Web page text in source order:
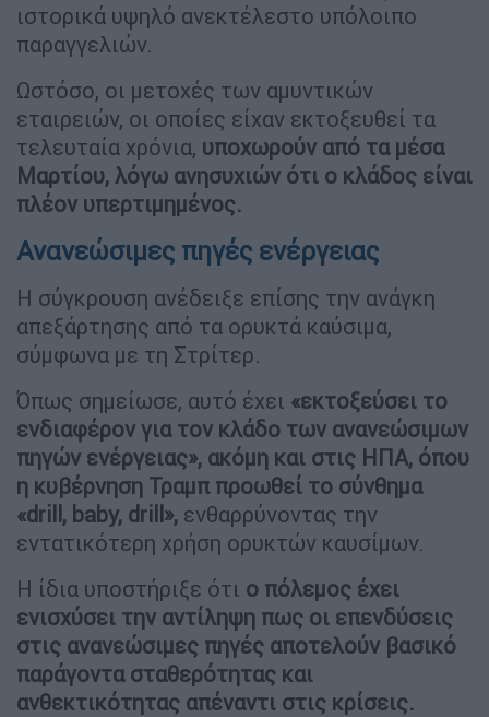
ιστορικά υψηλό ανεκτέλεστο υπόλοιπο
παραγγελιών.
Ωστόσο, οι μετοχές των αμυντικών
εταιρειών, οι οποίες είχαν εκτοξευθεί τα
τελευταία χρόνια, υποχωρούν από τα μέσα
Μαρτίου, λόγω ανησυχιών ότι ο κλάδος είναι
πλέον υπερτιμημένος.
Ανανεώσιμες πηγές ενέργειας
Η σύγκρουση ανέδειξε επίσης την ανάγκη
απεξάρτησης από τα ορυκτά καύσιμα,
σύμφωνα με τη Στρίτερ.
Όπως σημείωσε, αυτό έχει «εκτοξεύσει το
ενδιαφέρον για τον κλάδο των ανανεώσιμων
πηγών ενέργειας», ακόμη και στις ΗΠΑ, όπου
η κυβέρνηση Τραμπ προωθεί το σύνθημα
«drill, baby, drill», ενθαρρύνοντας την
εντατικότερη χρήση ορυκτών καυσίμων.
Η ίδια υποστήριξε ότι ο πόλεμος έχει
ενισχύσει την αντίληψη πως οι επενδύσεις
στις ανανεώσιμες πηγές αποτελούν βασικό
παράγοντα σταθερότητας και
ανθεκτικότητας απέναντι στις κρίσεις.